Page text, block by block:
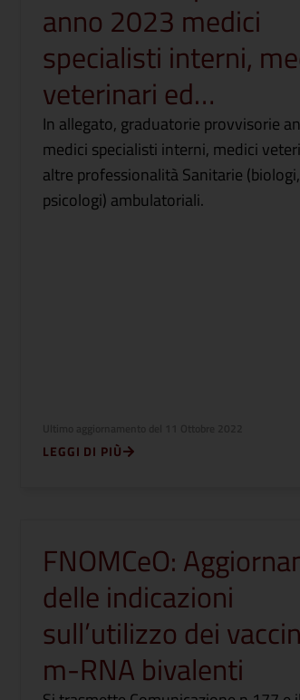
anno 2023 medici
specialisti interni,
veterinari ed…
In allegato, graduatorie provvisorie
medici specialisti interni, medici
altre professionalità Sanitarie
psicologi) ambulatoriali.
LEGGI DI PIÙ
FNOMCeO:
delle indicazioni
sull’utilizzo dei
m-RNA bivalenti